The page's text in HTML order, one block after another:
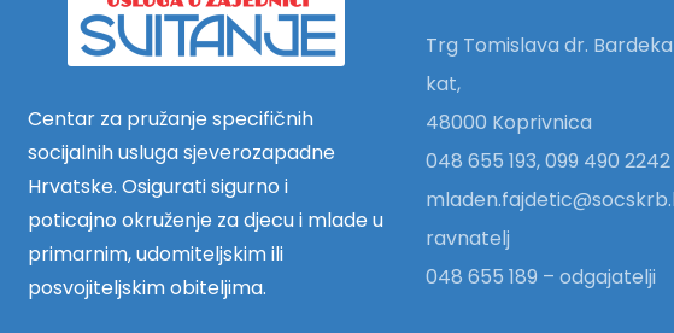
Centar za pružanje specifičnih
socijalnih usluga sjeverozapadne
Hrvatske. Osigurati sigurno i
poticajno okruženje za djecu i mlade u
primarnim, udomiteljskim ili
posvojiteljskim obiteljima.
Trg Tomislava dr. Bardeka
kat,
48000 Koprivnica
048 655 193, 099 490
ravnatelj
048 655 189 – odgajatelji